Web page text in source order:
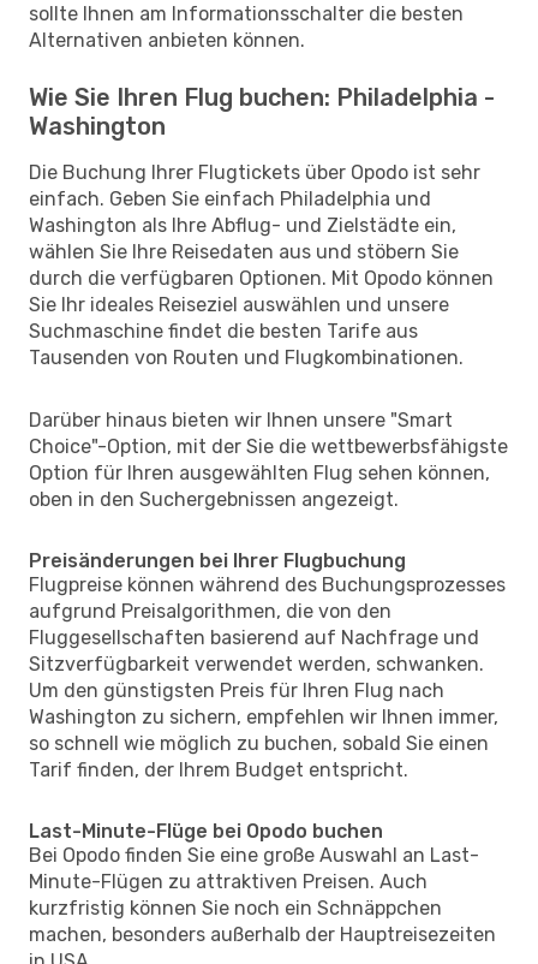
sollte Ihnen am Informationsschalter die besten
Alternativen anbieten können.
Wie Sie Ihren Flug buchen: Philadelphia -
Washington
Die Buchung Ihrer Flugtickets über Opodo ist sehr
einfach. Geben Sie einfach Philadelphia und
Washington als Ihre Abflug- und Zielstädte ein,
wählen Sie Ihre Reisedaten aus und stöbern Sie
durch die verfügbaren Optionen. Mit Opodo können
Sie Ihr ideales Reiseziel auswählen und unsere
Suchmaschine findet die besten Tarife aus
Tausenden von Routen und Flugkombinationen.
Darüber hinaus bieten wir Ihnen unsere "Smart
Choice"-Option, mit der Sie die wettbewerbsfähigste
Option für Ihren ausgewählten Flug sehen können,
oben in den Suchergebnissen angezeigt.
Preisänderungen bei Ihrer Flugbuchung
Flugpreise können während des Buchungsprozesses
aufgrund Preisalgorithmen, die von den
Fluggesellschaften basierend auf Nachfrage und
Sitzverfügbarkeit verwendet werden, schwanken.
Um den günstigsten Preis für Ihren Flug nach
Washington zu sichern, empfehlen wir Ihnen immer,
so schnell wie möglich zu buchen, sobald Sie einen
Tarif finden, der Ihrem Budget entspricht.
Last-Minute-Flüge bei Opodo buchen
Bei Opodo finden Sie eine große Auswahl an Last-
Minute-Flügen zu attraktiven Preisen. Auch
kurzfristig können Sie noch ein Schnäppchen
machen, besonders außerhalb der Hauptreisezeiten